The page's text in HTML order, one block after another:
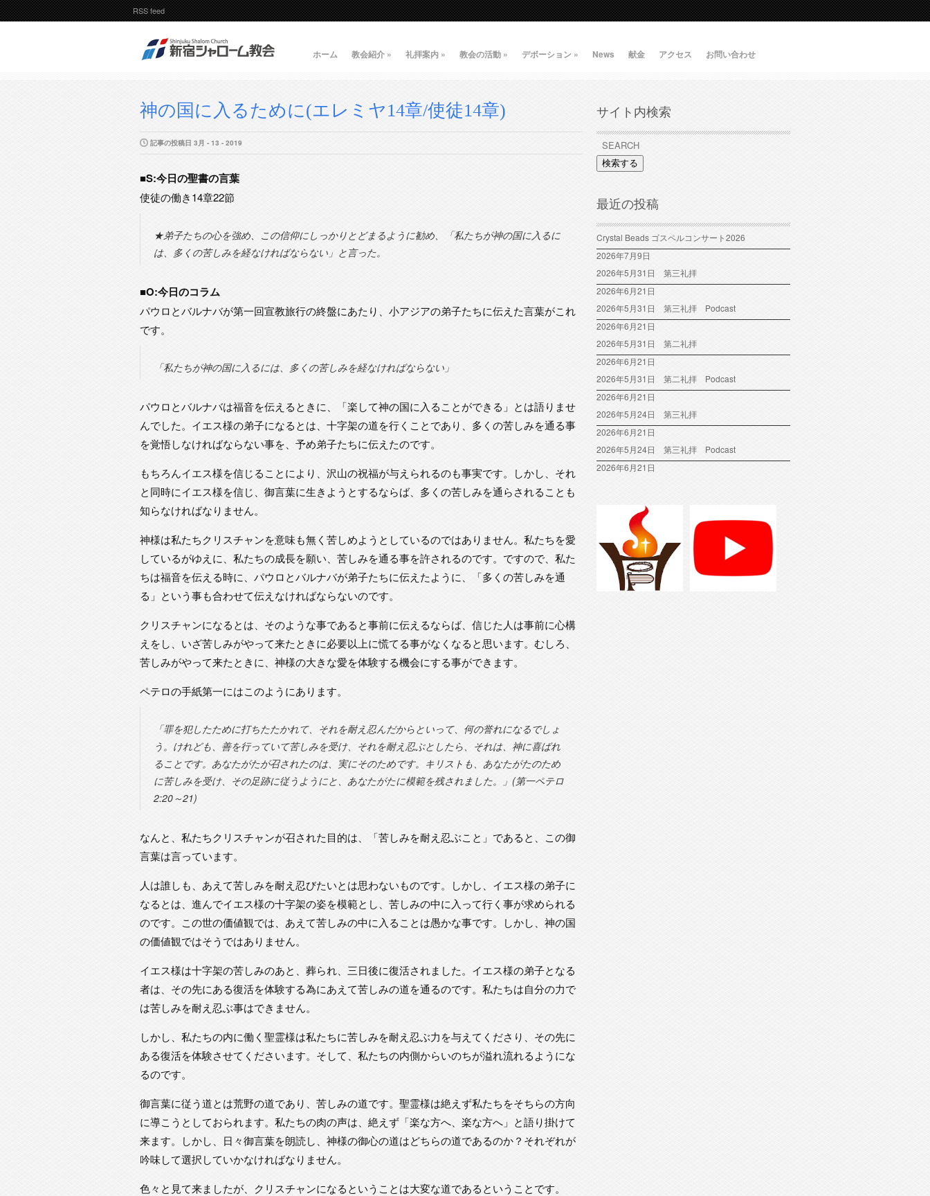
RSS feed
ホーム 教会紹介 » 礼拝案内 » 教会の活動 » デボーション » News 献金 アクセス お問い合わせ
神の国に入るために(エレミヤ14章/使徒14章)
記事の投稿日 3月 - 13 - 2019
■S:今日の聖書の言葉
使徒の働き14章22節
★弟子たちの心を強め、この信仰にしっかりとどまるように勧め、「私たちが神の国に入るに
は、多くの苦しみを経なければならない」と言った。
■O:今日のコラム
パウロとバルナバが第一回宣教旅行の終盤にあたり、小アジアの弟子たちに伝えた言葉がこれ
です。
「私たちが神の国に入るには、多くの苦しみを経なければならない」
パウロとバルナバは福音を伝えるときに、「楽して神の国に入ることができる」とは語りませ
んでした。イエス様の弟子になるとは、十字架の道を行くことであり、多くの苦しみを通る事
を覚悟しなければならない事を、予め弟子たちに伝えたのです。
もちろんイエス様を信じることにより、沢山の祝福が与えられるのも事実です。しかし、それ
と同時にイエス様を信じ、御言葉に生きようとするならば、多くの苦しみを通らされることも
知らなければなりません。
神様は私たちクリスチャンを意味も無く苦しめようとしているのではありません。私たちを愛
しているがゆえに、私たちの成長を願い、苦しみを通る事を許されるのです。ですので、私た
ちは福音を伝える時に、パウロとバルナバが弟子たちに伝えたように、「多くの苦しみを通
る」という事も合わせて伝えなければならないのです。
クリスチャンになるとは、そのような事であると事前に伝えるならば、信じた人は事前に心構
えをし、いざ苦しみがやって来たときに必要以上に慌てる事がなくなると思います。むしろ、
苦しみがやって来たときに、神様の大きな愛を体験する機会にする事ができます。
ペテロの手紙第一にはこのようにあります。
「罪を犯したために打ちたたかれて、それを耐え忍んだからといって、何の誉れになるでしょ
う。けれども、善を行っていて苦しみを受け、それを耐え忍ぶとしたら、それは、神に喜ばれ
ることです。あなたがたが召されたのは、実にそのためです。キリストも、あなたがたのため
に苦しみを受け、その足跡に従うようにと、あなたがたに模範を残されました。」(第一ペテロ
2:20～21)
なんと、私たちクリスチャンが召された目的は、「苦しみを耐え忍ぶこと」であると、この御
言葉は言っています。
人は誰しも、あえて苦しみを耐え忍びたいとは思わないものです。しかし、イエス様の弟子に
なるとは、進んでイエス様の十字架の姿を模範とし、苦しみの中に入って行く事が求められる
のです。この世の価値観では、あえて苦しみの中に入ることは愚かな事です。しかし、神の国
の価値観ではそうではありません。
イエス様は十字架の苦しみのあと、葬られ、三日後に復活されました。イエス様の弟子となる
者は、その先にある復活を体験する為にあえて苦しみの道を通るのです。私たちは自分の力で
は苦しみを耐え忍ぶ事はできません。
しかし、私たちの内に働く聖霊様は私たちに苦しみを耐え忍ぶ力を与えてくださり、その先に
ある復活を体験させてくださいます。そして、私たちの内側からいのちが溢れ流れるようにな
るのです。
御言葉に従う道とは荒野の道であり、苦しみの道です。聖霊様は絶えず私たちをそちらの方向
に導こうとしておられます。私たちの肉の声は、絶えず「楽な方へ、楽な方へ」と語り掛けて
来ます。しかし、日々御言葉を朗読し、神様の御心の道はどちらの道であるのか？それぞれが
吟味して選択していかなければなりません。
色々と見て来ましたが、クリスチャンになるということは大変な道であるということです。
サイト内検索
検索する
最近の投稿
Crystal Beads ゴスペルコンサート2026
2026年7月9日
2026年5月31日 第三礼拝
2026年6月21日
2026年5月31日 第三礼拝 Podcast
2026年6月21日
2026年5月31日 第二礼拝
2026年6月21日
2026年5月31日 第二礼拝 Podcast
2026年6月21日
2026年5月24日 第三礼拝
2026年6月21日
2026年5月24日 第三礼拝 Podcast
2026年6月21日